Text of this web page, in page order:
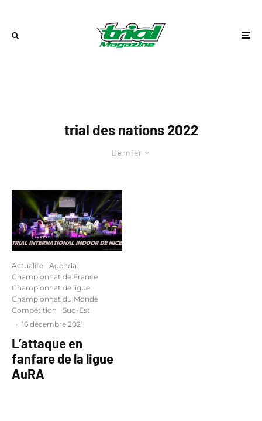
trial des nations 2022
Dernier
Actualité
Agenda
Championnat de France
Championnat de ligue
Championnat du Monde
Compétition
Sud-Est
· 16 décembre 2021
L’attaque en
fanfare de la ligue
AuRA